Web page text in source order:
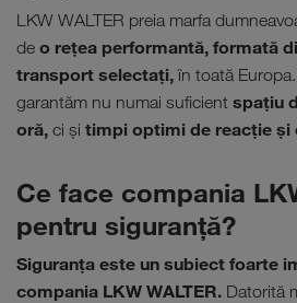
LKW WALTER preia marfa
de o reţea performantă, formată
transport selectaţi,în toată
garantăm nu numai suficient spaţiu
oră, ci şi timpi optimi de reacţie şi
Ce face compania
pentru siguranţă?
Siguranţa este un subiect foarte
compania LKW WALTER. Datorită